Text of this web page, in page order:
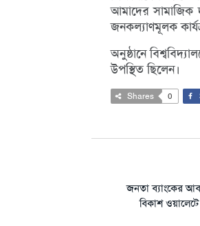
আমাদের সামাজিক
জনকল্যাণমূলক
অনুষ্ঠানে
উপস্থিত ছিলেন।
Shares 0
জনতা ব্যাংকের
বিকাশ ওয়ালেটে